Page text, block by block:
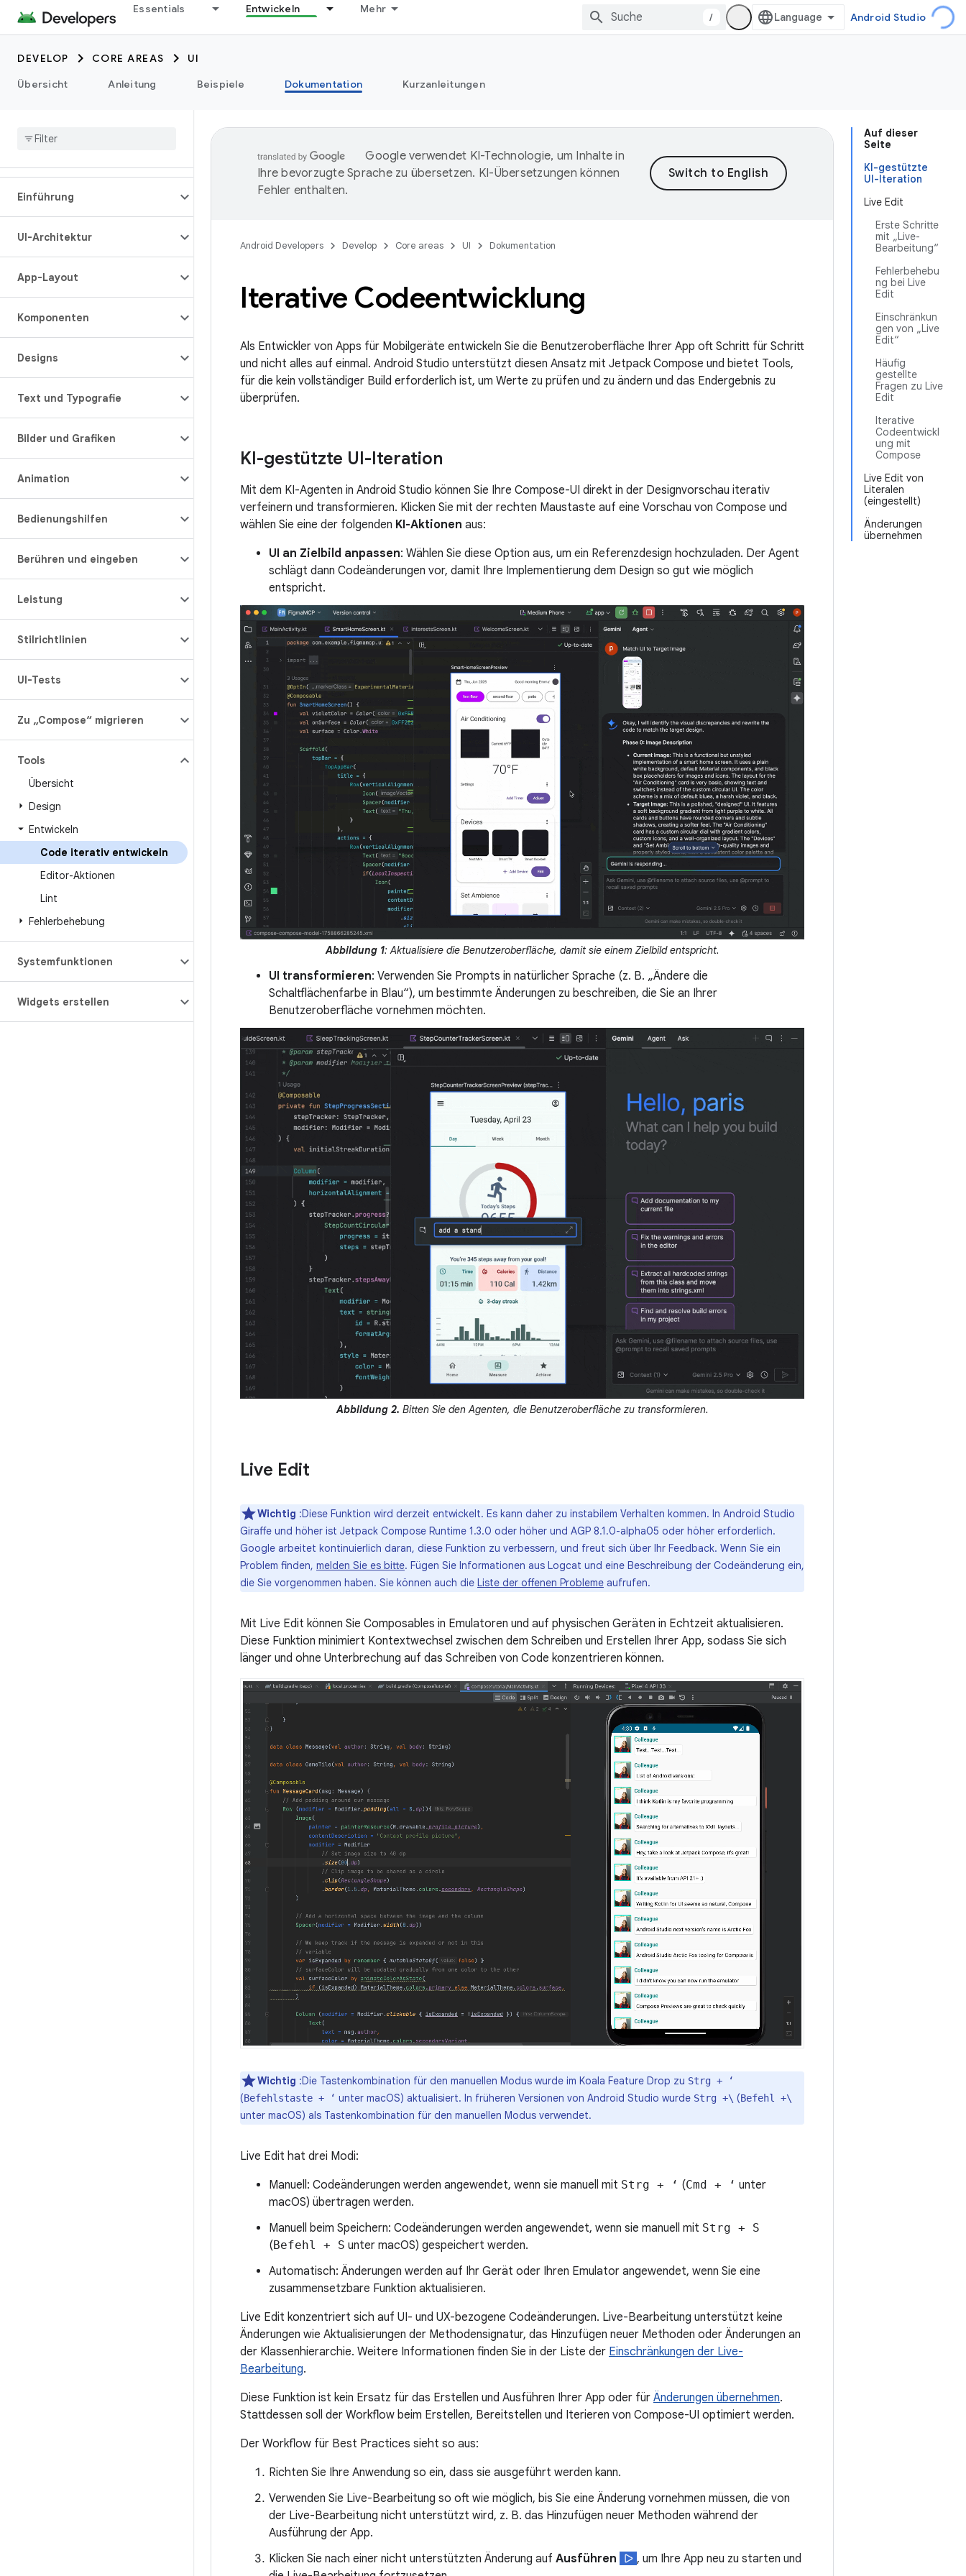
Essentials Entwickeln Mehr
/ Android Studio
DEVELOP CORE AREAS
UI
Übersicht
Anleitung Beispiele Dokumentation Kurzanleitungen
Einführung
UI-Architektur
App-Layout
Komponenten
Designs
Text und Typografie
Bilder und Grafiken
Animation
Bedienungshilfen
Berühren und eingeben
Leistung
Stilrichtlinien
UI-Tests
Zu „Compose“ migrieren
Tools
Übersicht
Design
Entwickeln
Code iterativ entwickeln
Editor-Aktionen
Lint
Fehlerbehebung
Systemfunktionen
Widgets erstellen
Auf dieser
Seite
KI-gestützte
UI-Iteration
Live Edit
Erste Schritte
mit „Live-
Bearbeitung“
Fehlerbehebu
ng bei Live
Edit
Einschränkun
gen von „Live
Edit“
Häufig
gestellte
Fragen zu Live
Edit
Iterative
Codeentwickl
ung mit
Compose
Live Edit von
Literalen
(eingestellt)
Änderungen
übernehmen
Google verwendet KI-Technologie, um Inhalte in
Ihre bevorzugte Sprache zu übersetzen. KI-Übersetzungen können
Fehler enthalten.
Android Developers Develop Core areas UI Dokumentation
Iterative Codeentwicklung
Als Entwickler von Apps für Mobilgeräte entwickeln Sie die Benutzeroberfläche Ihrer App oft Schritt für Schritt
und nicht alles auf einmal. Android Studio unterstützt diesen Ansatz mit Jetpack Compose und bietet Tools,
für die kein vollständiger Build erforderlich ist, um Werte zu prüfen und zu ändern und das Endergebnis zu
überprüfen.
KI-gestützte UI-Iteration
Mit dem KI-Agenten in Android Studio können Sie Ihre Compose-UI direkt in der Designvorschau iterativ
verfeinern und transformieren. Klicken Sie mit der rechten Maustaste auf eine Vorschau von Compose und
wählen Sie eine der folgenden KI-Aktionen aus:
UI an Zielbild anpassen: Wählen Sie diese Option aus, um ein Referenzdesign hochzuladen. Der Agent
schlägt dann Codeänderungen vor, damit Ihre Implementierung dem Design so gut wie möglich
entspricht.
Abbildung 1: Aktualisiere die Benutzeroberfläche, damit sie einem Zielbild entspricht.
UI transformieren: Verwenden Sie Prompts in natürlicher Sprache (z. B. „Ändere die
Schaltflächenfarbe in Blau“), um bestimmte Änderungen zu beschreiben, die Sie an Ihrer
Benutzeroberfläche vornehmen möchten.
Abbildung 2. Bitten Sie den Agenten, die Benutzeroberfläche zu transformieren.
Live Edit
Wichtig :Diese Funktion wird derzeit entwickelt. Es kann daher zu instabilem Verhalten kommen. In Android Studio
Giraffe und höher ist Jetpack Compose Runtime 1.3.0 oder höher und AGP 8.1.0-alpha05 oder höher erforderlich.
Google arbeitet kontinuierlich daran, diese Funktion zu verbessern, und freut sich über Ihr Feedback. Wenn Sie ein
Problem finden, melden Sie es bitte. Fügen Sie Informationen aus Logcat und eine Beschreibung der Codeänderung ein,
die Sie vorgenommen haben. Sie können auch die Liste der offenen Probleme aufrufen.
Mit Live Edit können Sie Composables in Emulatoren und auf physischen Geräten in Echtzeit aktualisieren.
Diese Funktion minimiert Kontextwechsel zwischen dem Schreiben und Erstellen Ihrer App, sodass Sie sich
länger und ohne Unterbrechung auf das Schreiben von Code konzentrieren können.
Wichtig :Die Tastenkombination für den manuellen Modus wurde im Koala Feature Drop zu Strg + ‘
(Befehlstaste + ‘ unter macOS) aktualisiert. In früheren Versionen von Android Studio wurde Strg +\ (Befehl +\
unter macOS) als Tastenkombination für den manuellen Modus verwendet.
Live Edit hat drei Modi:
Manuell: Codeänderungen werden angewendet, wenn sie manuell mit Strg + ‘ (Cmd + ‘ unter
macOS) übertragen werden.
Manuell beim Speichern: Codeänderungen werden angewendet, wenn sie manuell mit Strg + S
(Befehl + S unter macOS) gespeichert werden.
Automatisch: Änderungen werden auf Ihr Gerät oder Ihren Emulator angewendet, wenn Sie eine
zusammensetzbare Funktion aktualisieren.
Live Edit konzentriert sich auf UI- und UX-bezogene Codeänderungen. Live-Bearbeitung unterstützt keine
Änderungen wie Aktualisierungen der Methodensignatur, das Hinzufügen neuer Methoden oder Änderungen an
der Klassenhierarchie. Weitere Informationen finden Sie in der Liste der Einschränkungen der Live-
Bearbeitung.
Diese Funktion ist kein Ersatz für das Erstellen und Ausführen Ihrer App oder für Änderungen übernehmen.
Stattdessen soll der Workflow beim Erstellen, Bereitstellen und Iterieren von Compose-UI optimiert werden.
Der Workflow für Best Practices sieht so aus:
Richten Sie Ihre Anwendung so ein, dass sie ausgeführt werden kann.
Verwenden Sie Live-Bearbeitung so oft wie möglich, bis Sie eine Änderung vornehmen müssen, die von
der Live-Bearbeitung nicht unterstützt wird, z. B. das Hinzufügen neuer Methoden während der
Ausführung der App.
Klicken Sie nach einer nicht unterstützten Änderung auf Ausführen
, um Ihre App neu zu starten und